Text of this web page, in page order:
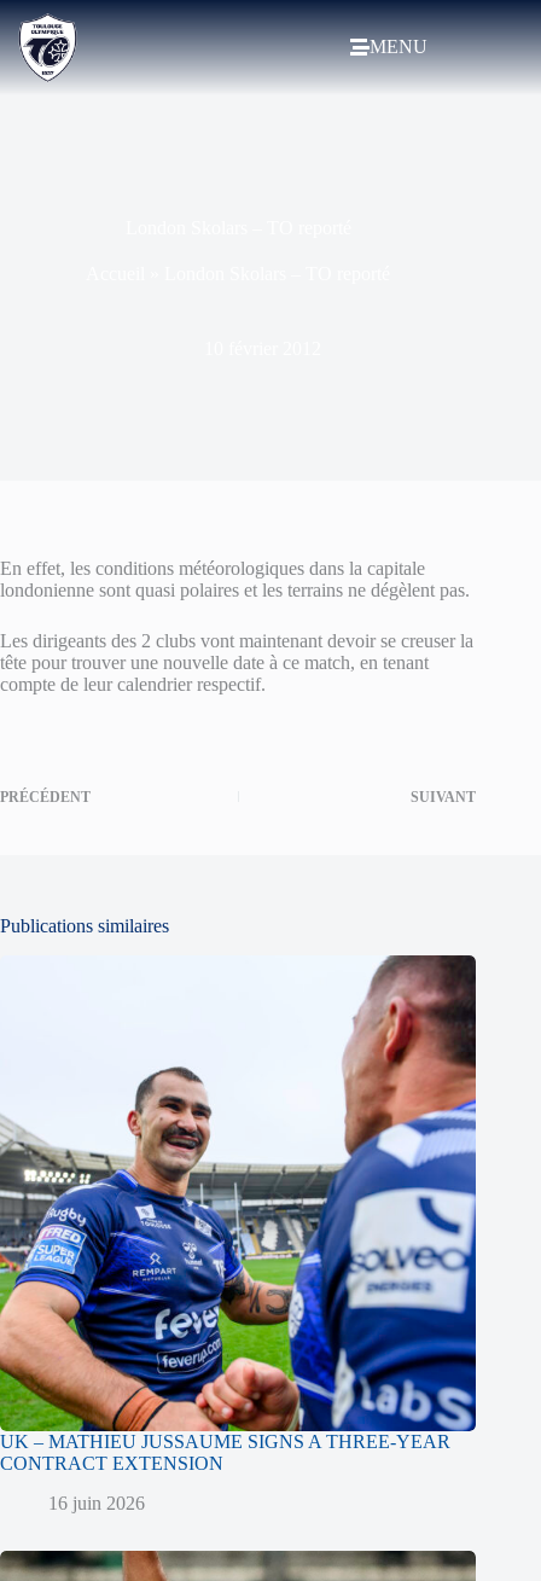
MENU
En effet, les conditions météorologiques dans la capitale
londonienne sont quasi polaires et les terrains ne dégèlent pas.
Les dirigeants des 2 clubs vont maintenant devoir se creuser la
tête pour trouver une nouvelle date à ce match, en tenant
compte de leur calendrier respectif.
PRÉCÉDENT SUIVANT
Publications similaires
UK – MATHIEU JUSSAUME SIGNS A THREE-YEAR
CONTRACT EXTENSION
16 juin 2026